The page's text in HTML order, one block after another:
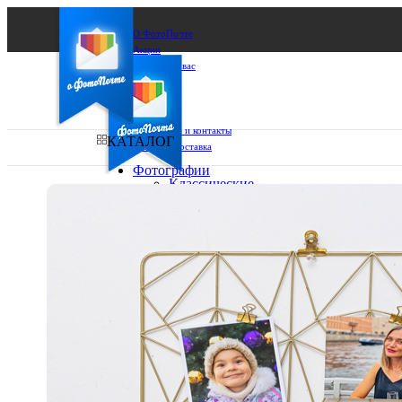
О ФотоПочте
Акции
Сделаем за вас
Бизнесу
FAQ
Франшиза
Поддержка и контакты
Оплата и доставка
Выберите из списка:
КАТАЛОГ
Фотографии
Классические
15х15
15х20
20х30
30х30
30х40
А4
Фото
в